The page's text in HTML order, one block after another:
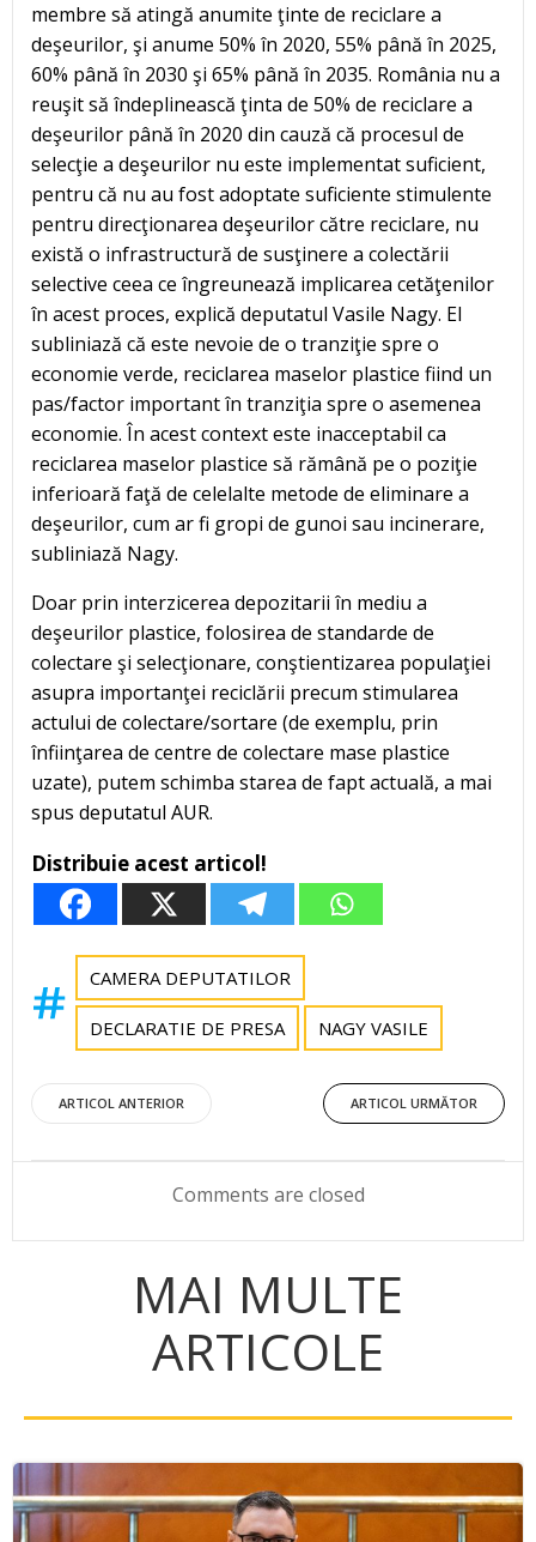
membre să atingă anumite ţinte de reciclare a
deşeurilor, şi anume 50% în 2020, 55% până în 2025,
60% până în 2030 şi 65% până în 2035. România nu a
reuşit să îndeplinească ţinta de 50% de reciclare a
deşeurilor până în 2020 din cauză că procesul de
selecţie a deşeurilor nu este implementat suficient,
pentru că nu au fost adoptate suficiente stimulente
pentru direcţionarea deşeurilor către reciclare, nu
există o infrastructură de susţinere a colectării
selective ceea ce îngreunează implicarea cetăţenilor
în acest proces, explică deputatul Vasile Nagy. El
subliniază că este nevoie de o tranziţie spre o
economie verde, reciclarea maselor plastice fiind un
pas/factor important în tranziţia spre o asemenea
economie. În acest context este inacceptabil ca
reciclarea maselor plastice să rămână pe o poziţie
inferioară faţă de celelalte metode de eliminare a
deşeurilor, cum ar fi gropi de gunoi sau incinerare,
subliniază Nagy.
Doar prin interzicerea depozitarii în mediu a
deşeurilor plastice, folosirea de standarde de
colectare şi selecţionare, conştientizarea populaţiei
asupra importanţei reciclării precum stimularea
actului de colectare/sortare (de exemplu, prin
înfiinţarea de centre de colectare mase plastice
uzate), putem schimba starea de fapt actuală, a mai
spus deputatul AUR.
Distribuie acest articol!
CAMERA DEPUTATILOR
DECLARATIE DE PRESA NAGY VASILE
Post
navigation
ARTICOL ANTERIOR
Post
navigation
ARTICOL URMĂTOR
Comments are closed
MAI MULTE
ARTICOLE